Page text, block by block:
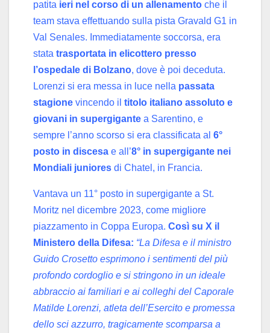
patita ieri nel corso di un allenamento che il
team stava effettuando sulla pista Gravald G1 in
Val Senales. Immediatamente soccorsa, era
stata trasportata in elicottero presso
l’ospedale di Bolzano, dove è poi deceduta.
Lorenzi si era messa in luce nella passata
stagione vincendo il titolo italiano assoluto e
giovani in supergigante a Sarentino, e
sempre l’anno scorso si era classificata al 6°
posto in discesa e all’8° in supergigante nei
Mondiali juniores di Chatel, in Francia.
Vantava un 11° posto in supergigante a St.
Moritz nel dicembre 2023, come migliore
piazzamento in Coppa Europa. Così su X il
Ministero della Difesa: “La Difesa e il ministro
Guido Crosetto esprimono i sentimenti del più
profondo cordoglio e si stringono in un ideale
abbraccio ai familiari e ai colleghi del Caporale
Matilde Lorenzi, atleta dell’Esercito e promessa
dello sci azzurro, tragicamente scomparsa a